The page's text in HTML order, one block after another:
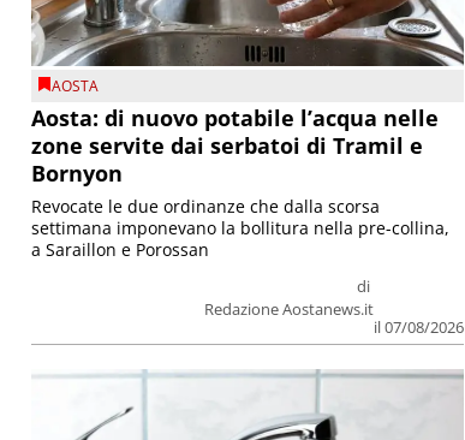
AOSTA
Aosta: di nuovo potabile l’acqua nelle
zone servite dai serbatoi di Tramil e
Bornyon
di
Redazione Aostanews.it
il 07/08/2026
Revocate le due ordinanze che dalla scorsa
settimana imponevano la bollitura nella pre-collina,
a Saraillon e Porossan